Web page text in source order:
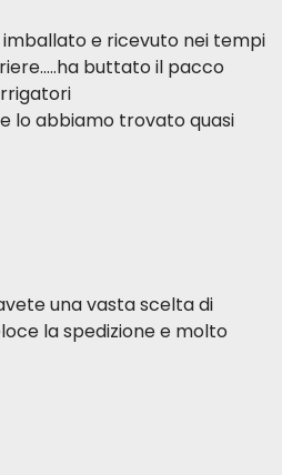
e ricevuto nei tempi
buttato il pacco
lo abbiamo trovato quasi
una vasta scelta di
la spedizione e molto